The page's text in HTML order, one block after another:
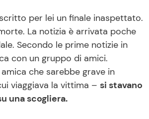
per lei un finale inaspettato.
La notizia è arrivata poche
Secondo le prime notizie in
con un gruppo di amici.
che sarebbe grave in
viaggiava la vittima – si stavano
una scogliera.